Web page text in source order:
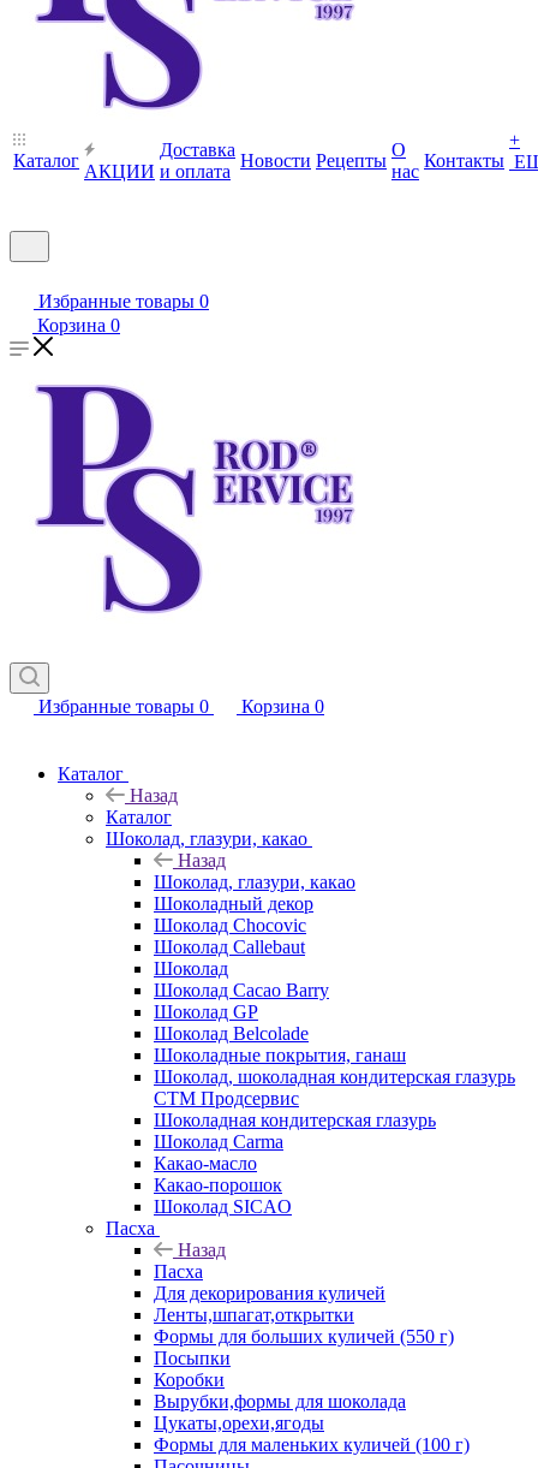
Каталог
АКЦИИ
Доставка
и оплата
Новости Рецепты
О
нас
Контакты
+
Избранные товары 0
Корзина 0
Избранные товары 0 Корзина 0
Каталог
Назад
Каталог
Шоколад, глазури, какао
Назад
Шоколад, глазури, какао
Шоколадный декор
Шоколад Chocovic
Шоколад Callebaut
Шоколад
Шоколад Cacao Barry
Шоколад GP
Шоколад Belcolade
Шоколадные покрытия, ганаш
Шоколад, шоколадная кондитерская глазурь
СТМ Продсервис
Шоколадная кондитерская глазурь
Шоколад Carma
Какао-масло
Какао-порошок
Шоколад SICAO
Пасха
Назад
Пасха
Для декорирования куличей
Ленты,шпагат,открытки
Формы для больших куличей (550 г)
Посыпки
Коробки
Вырубки,формы для шоколада
Цукаты,орехи,ягоды
Формы для маленьких куличей (100 г)